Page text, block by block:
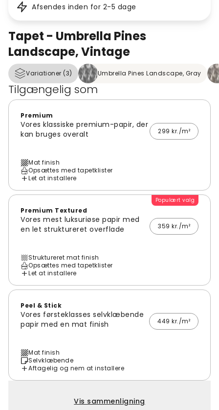
Tapet - Umbrella Pines
Landscape, Vintage
Variationer (3) Umbrella Pines Landscape, Gray
Tilgængelig som
Premium
Vores klassiske premium-papir, der
kan bruges overalt
299 kr./m²
Mat finish
Opsættes med tapetklister
Let at installere
Populært valg
Premium Textured
Vores mest luksuriøse papir med
en let struktureret overflade
359 kr./m²
Struktureret mat finish
Opsættes med tapetklister
Let at installere
Peel & Stick
Vores førsteklasses selvklæbende
papir med en mat finish
449 kr./m²
Mat finish
Selvklæbende
Aftagelig og nem at installere
Vis sammenligning
Afsendes inden for 2-5 dage